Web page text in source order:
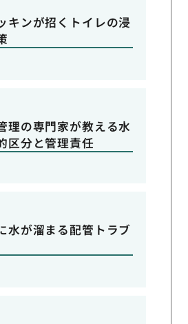
キンが招くトイレの浸
理の専門家が教える水
区分と管理責任
水が溜まる配管トラブ